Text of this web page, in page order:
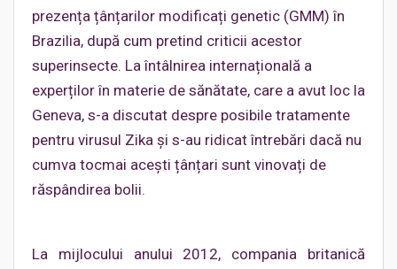
prezența țânțarilor modificați genetic (GMM) în
Brazilia, după cum pretind criticii acestor
superinsecte. La întâlnirea internațională a
experților în materie de sănătate, care a avut loc la
Geneva, s-a discutat despre posibile tratamente
pentru virusul Zika și s-au ridicat întrebări dacă nu
cumva tocmai acești țânțari sunt vinovați de
răspândirea bolii.
La mijlocului anului 2012, compania britanică